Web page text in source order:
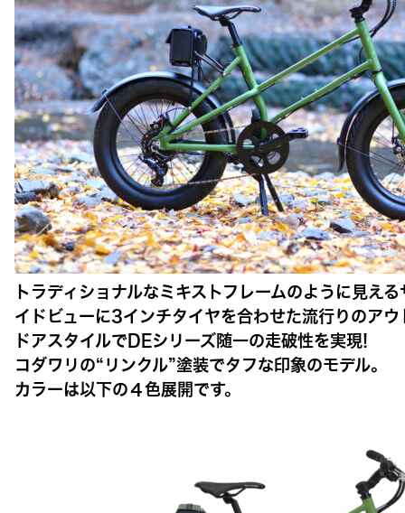
トラディショナルなミキストフレームのように見える
イドビューに3インチタイヤを合わせた流行りのアウ
ドアスタイルでDEシリーズ随一の走破性を実現!
コダワリの“リンクル”塗装でタフな印象のモデル。
カラーは以下の４色展開です。